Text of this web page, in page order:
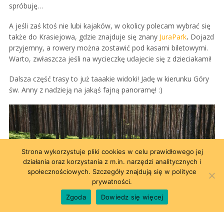
spróbuję…
A jeśli zaś ktoś nie lubi kajaków, w okolicy polecam wybrać się
także do Krasiejowa, gdzie znajduje się znany JuraPark. Dojazd
przyjemny, a rowery można zostawić pod kasami biletowymi.
Warto, zwłaszcza jeśli na wycieczkę udajecie się z dzieciakami!
Dalsza część trasy to już taaakie widoki! Jadę w kierunku Góry
św. Anny z nadzieją na jakąś fajną panoramę! :)
Strona wykorzystuje pliki cookies w celu prawidłowego jej
działania oraz korzystania z m.in. narzędzi analitycznych i
społecznościowych. Szczegóły znajdują się w polityce
prywatności.
Zgoda
Dowiedz się więcej